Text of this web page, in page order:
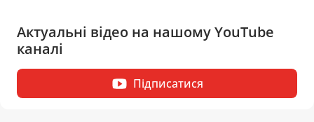
Актуальні відео на нашому YouTube
каналі
Підписатися